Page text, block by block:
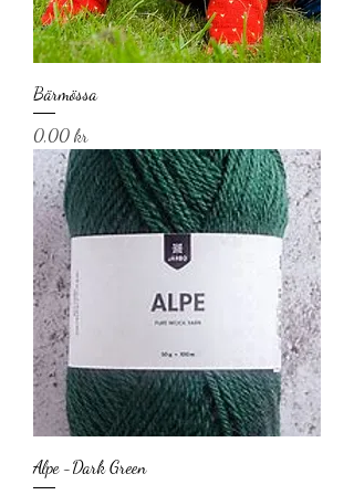
Bärmössa
Pris
0,00 kr
Alpe -Dark Green